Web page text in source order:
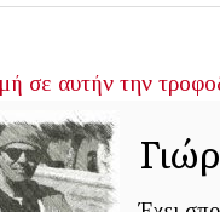
σε αυτήν την